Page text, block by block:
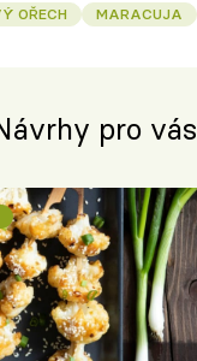
OŘECH MARACUJA
pro vás